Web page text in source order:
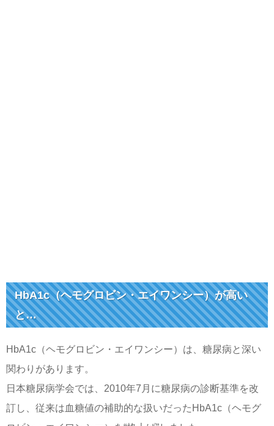
HbA1c（ヘモグロビン・エイワンシー）が高い
と…
HbA1c（ヘモグロビン・エイワンシー）は、糖尿病と深い
関わりがあります。
日本糖尿病学会では、2010年7月に糖尿病の診断基準を改
訂し、従来は血糖値の補助的な扱いだったHbA1c（ヘモグ